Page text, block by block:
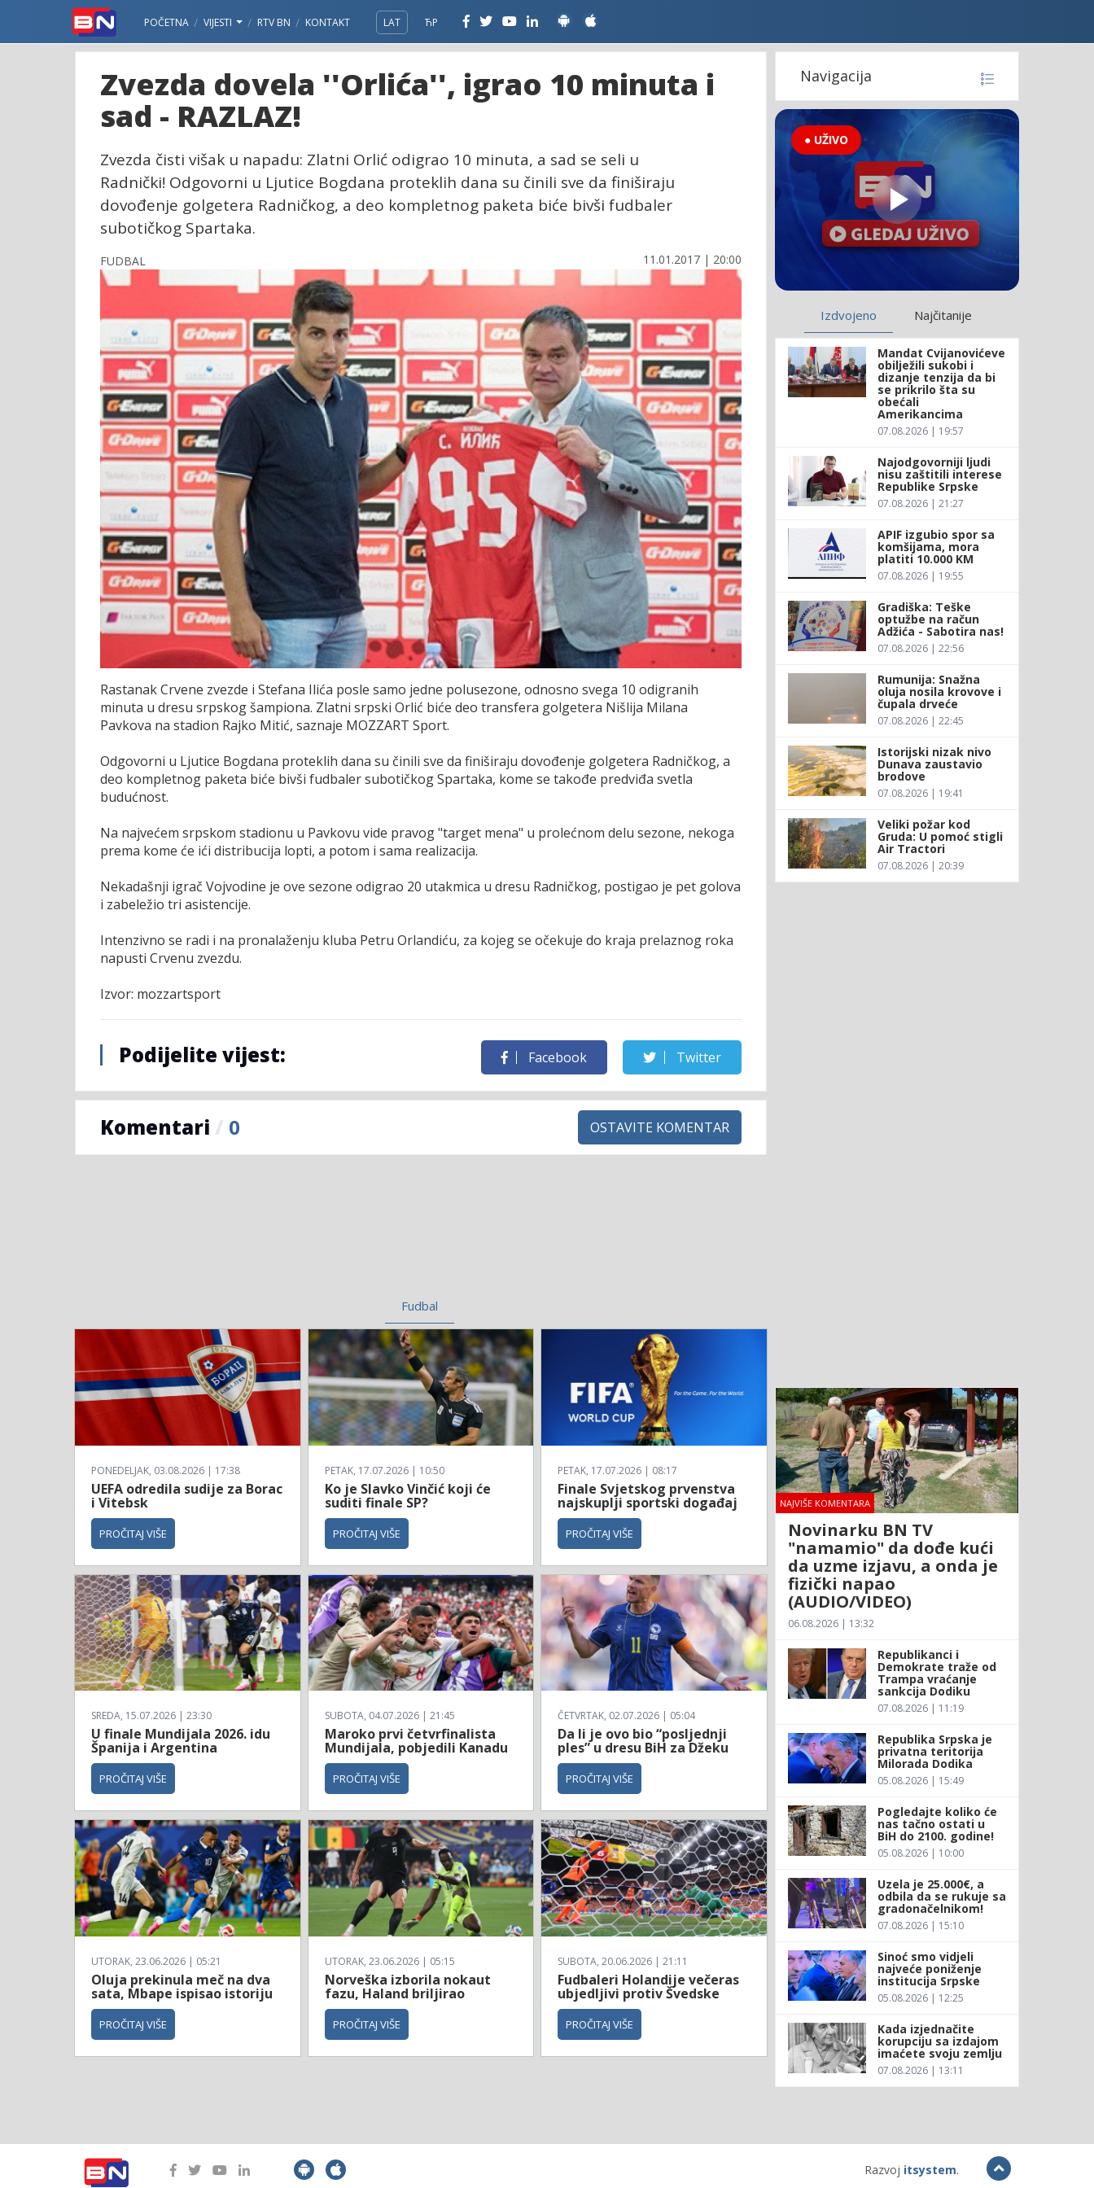
POČETNA VIJESTI RTV BN KONTAKT LAT ЋР
Zvezda dovela ''Orlića'', igrao 10 minuta i
sad - RAZLAZ!
Zvezda čisti višak u napadu: Zlatni Orlić odigrao 10 minuta, a sad se seli u
Radnički! Odgovorni u Ljutice Bogdana proteklih dana su činili sve da finiširaju
dovođenje golgetera Radničkog, a deo kompletnog paketa biće bivši fudbaler
subotičkog Spartaka.
FUDBAL 11.01.2017 | 20:00
Rastanak Crvene zvezde i Stefana Ilića posle samo jedne polusezone, odnosno svega 10 odigranih
minuta u dresu srpskog šampiona. Zlatni srpski Orlić biće deo transfera golgetera Nišlija Milana
Pavkova na stadion Rajko Mitić, saznaje MOZZART Sport.
Odgovorni u Ljutice Bogdana proteklih dana su činili sve da finiširaju dovođenje golgetera Radničkog, a
deo kompletnog paketa biće bivši fudbaler subotičkog Spartaka, kome se takođe predviđa svetla
budućnost.
Na najvećem srpskom stadionu u Pavkovu vide pravog "target mena" u prolećnom delu sezone, nekoga
prema kome će ići distribucija lopti, a potom i sama realizacija.
Nekadašnji igrač Vojvodine je ove sezone odigrao 20 utakmica u dresu Radničkog, postigao je pet golova
i zabeležio tri asistencije.
Intenzivno se radi i na pronalaženju kluba Petru Orlandiću, za kojeg se očekuje do kraja prelaznog roka
napusti Crvenu zvezdu.
Izvor: mozzartsport
Podijelite vijest: Facebook Twitter
Komentari / 0 OSTAVITE KOMENTAR
Fudbal
PONEDELJAK, 03.08.2026 | 17:38
UEFA odredila sudije za Borac
i Vitebsk
PROČITAJ VIŠE
PETAK, 17.07.2026 | 10:50
Ko je Slavko Vinčić koji će
suditi finale SP?
PROČITAJ VIŠE
PETAK, 17.07.2026 | 08:17
Finale Svjetskog prvenstva
najskuplji sportski događaj
PROČITAJ VIŠE
SREDA, 15.07.2026 | 23:30
U finale Mundijala 2026. idu
Španija i Argentina
PROČITAJ VIŠE
SUBOTA, 04.07.2026 | 21:45
Maroko prvi četvrfinalista
Mundijala, pobjedili Kanadu
PROČITAJ VIŠE
ČETVRTAK, 02.07.2026 | 05:04
Da li je ovo bio “posljednji
ples” u dresu BiH za Džeku
PROČITAJ VIŠE
UTORAK, 23.06.2026 | 05:21
Oluja prekinula meč na dva
sata, Mbape ispisao istoriju
PROČITAJ VIŠE
UTORAK, 23.06.2026 | 05:15
Norveška izborila nokaut
fazu, Haland briljirao
PROČITAJ VIŠE
SUBOTA, 20.06.2026 | 21:11
Fudbaleri Holandije večeras
ubjedljivi protiv Švedske
PROČITAJ VIŠE
Navigacija
● UŽIVO
Izdvojeno Najčitanije
Mandat Cvijanovićeve
obilježili sukobi i
dizanje tenzija da bi
se prikrilo šta su
obećali
Amerikancima
07.08.2026 | 19:57
Najodgovorniji ljudi
nisu zaštitili interese
Republike Srpske
07.08.2026 | 21:27
APIF izgubio spor sa
komšijama, mora
platiti 10.000 KM
07.08.2026 | 19:55
Gradiška: Teške
optužbe na račun
Adžića - Sabotira nas!
07.08.2026 | 22:56
Rumunija: Snažna
oluja nosila krovove i
čupala drveće
07.08.2026 | 22:45
Istorijski nizak nivo
Dunava zaustavio
brodove
07.08.2026 | 19:41
Veliki požar kod
Gruda: U pomoć stigli
Air Tractori
07.08.2026 | 20:39
NAJVIŠE KOMENTARA
Novinarku BN TV
"namamio" da dođe kući
da uzme izjavu, a onda je
fizički napao
(AUDIO/VIDEO)
06.08.2026 | 13:32
Republikanci i
Demokrate traže od
Trampa vraćanje
sankcija Dodiku
07.08.2026 | 11:19
Republika Srpska je
privatna teritorija
Milorada Dodika
05.08.2026 | 15:49
Pogledajte koliko će
nas tačno ostati u
BiH do 2100. godine!
05.08.2026 | 10:00
Uzela je 25.000€, a
odbila da se rukuje sa
gradonačelnikom!
07.08.2026 | 15:10
Sinoć smo vidjeli
najveće poniženje
institucija Srpske
05.08.2026 | 12:25
Kada izjednačite
korupciju sa izdajom
imaćete svoju zemlju
07.08.2026 | 13:11
Razvoj itsystem.